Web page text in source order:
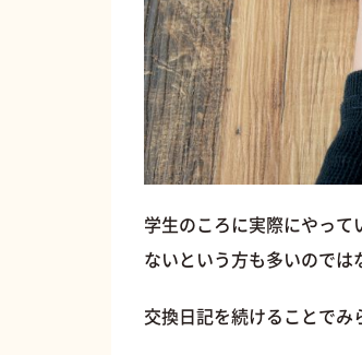
学生のころに実際にやっ
ないという方も多いのでは
交換日記を続けることでみ